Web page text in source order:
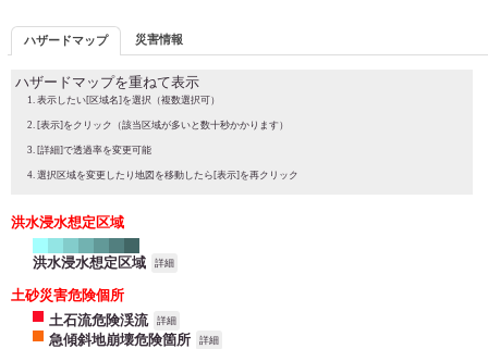
ハザードマップ 災害情報
ハザードマップを重ねて表示
表示したい[区域名]を選択（複数選択可）
[表示]をクリック（該当区域が多いと数十秒かかります）
[詳細]で透過率を変更可能
選択区域を変更したり地図を移動したら[表示]を再クリック
洪水浸水想定区域
洪水浸水想定区域 詳細
土砂災害危険個所
土石流危険渓流
詳細
急傾斜地崩壊危険箇所 詳細